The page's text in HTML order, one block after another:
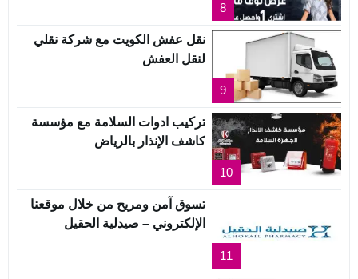
8
9
نقل عفش الكويت مع شركة نقلي
لنقل العفش
10
تركيب ادوات السلامة مع مؤسسة
كاشف الإنذار بالرياض
11
تسوق آمن ومريح من خلال موقعنا
الإلكتروني – صيدلية الحقيل